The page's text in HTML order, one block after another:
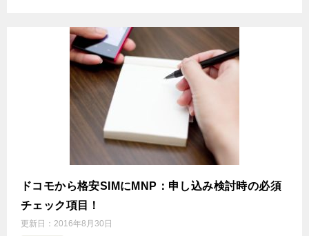
ドコモから格安SIMにMNP：申し込み検討時の必須
チェック項目！
更新日： 2016年8月30日